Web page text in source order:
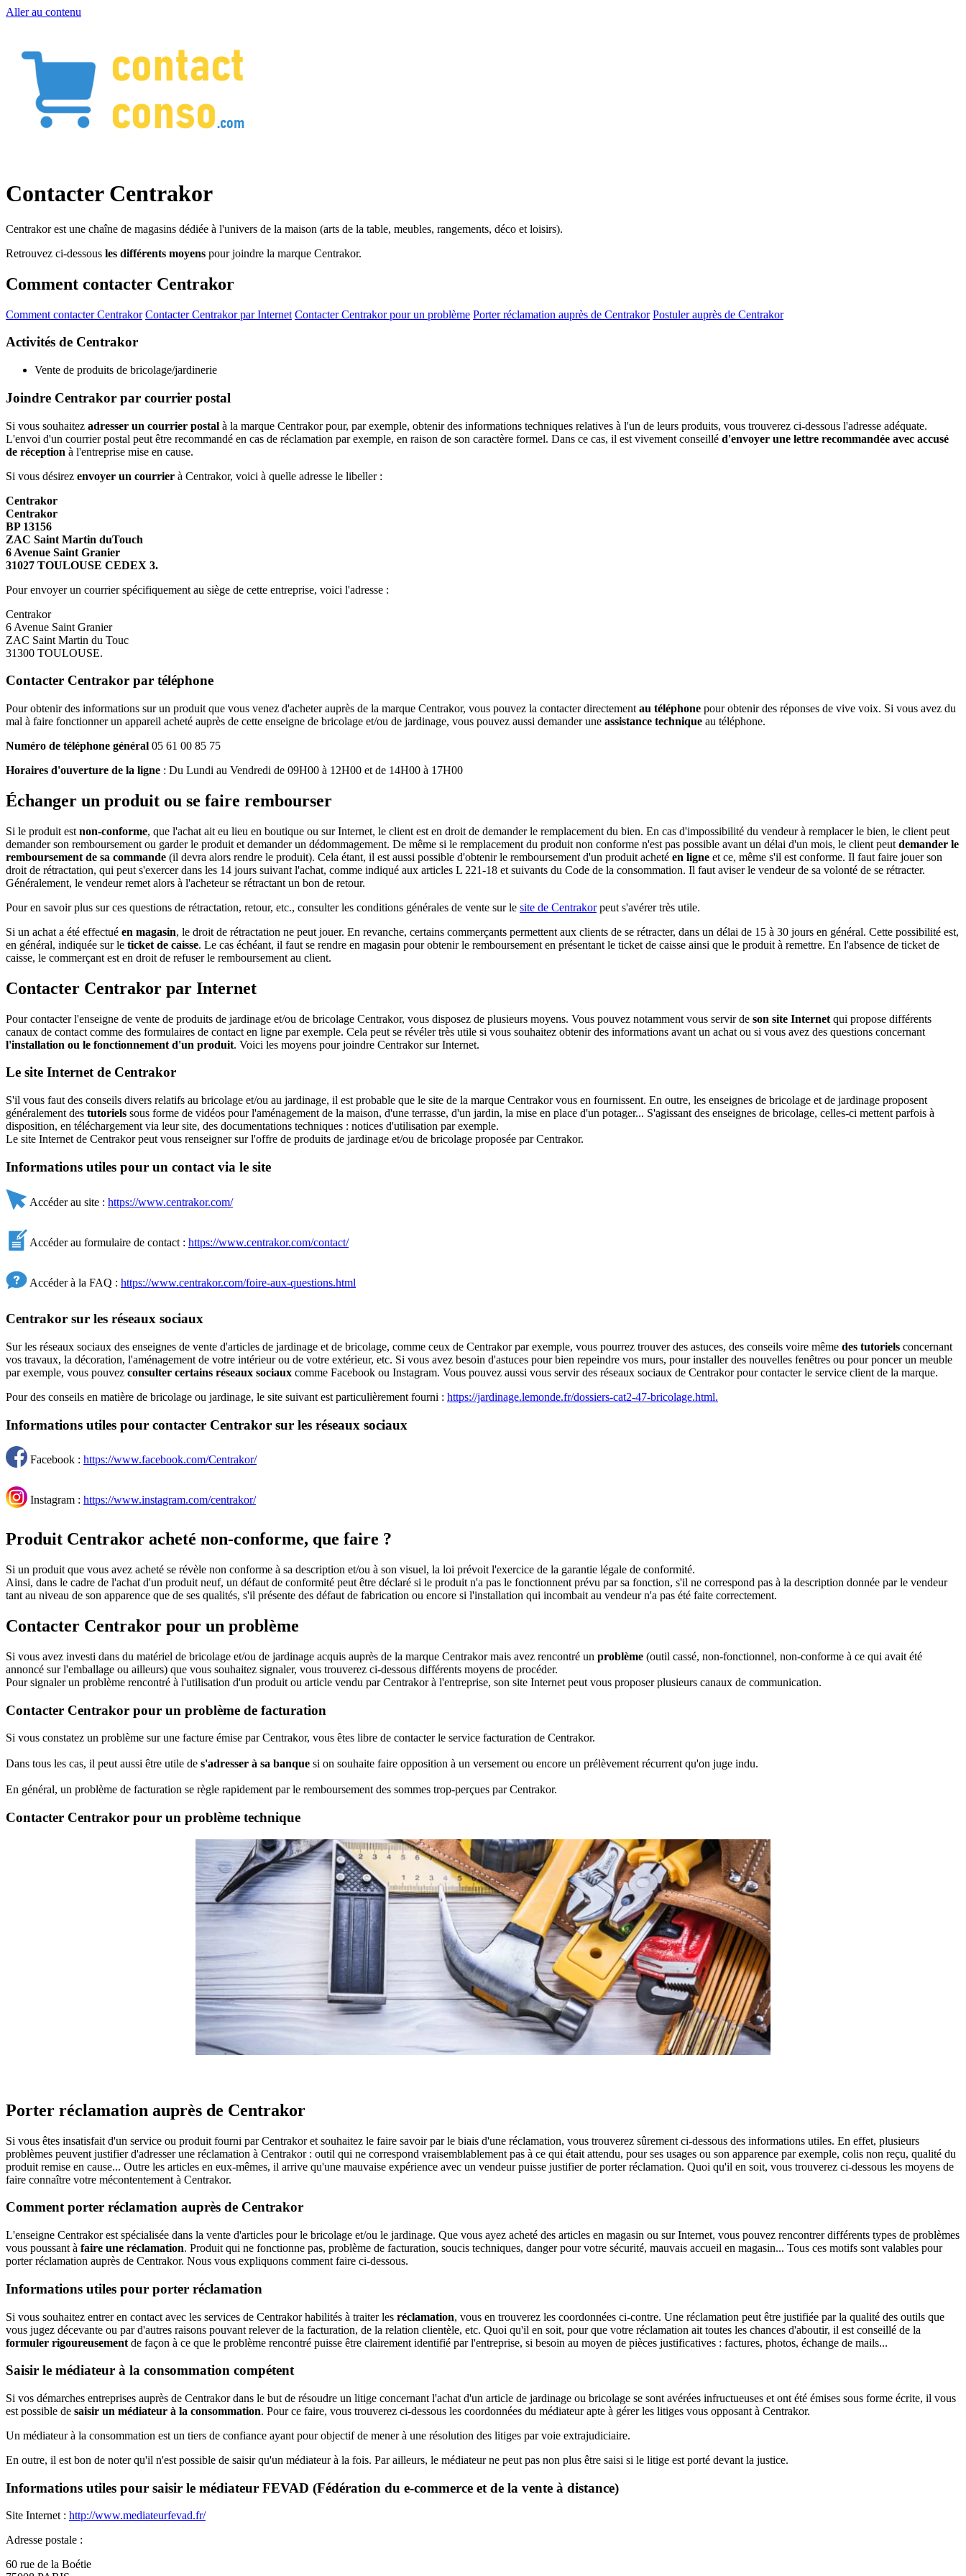
Aller au contenu
Contacter Centrakor
Centrakor est une chaîne de magasins dédiée à l'univers de la maison (arts de la table, meubles, rangements, déco et loisirs).
Retrouvez ci-dessous les différents moyens pour joindre la marque Centrakor.
Comment contacter Centrakor
Comment contacter Centrakor Contacter Centrakor par Internet Contacter Centrakor pour un problème Porter réclamation auprès de Centrakor Postuler auprès de Centrakor
Activités de Centrakor
Vente de produits de bricolage/jardinerie
Joindre Centrakor par courrier postal
Si vous souhaitez adresser un courrier postal à la marque Centrakor pour, par exemple, obtenir des informations techniques relatives à l'un de leurs produits, vous trouverez ci-dessous l'adresse adéquate.
L'envoi d'un courrier postal peut être recommandé en cas de réclamation par exemple, en raison de son caractère formel. Dans ce cas, il est vivement conseillé d'envoyer une lettre recommandée avec accusé
de réception à l'entreprise mise en cause.
Si vous désirez envoyer un courrier à Centrakor, voici à quelle adresse le libeller :
Centrakor
Centrakor
BP 13156
ZAC Saint Martin duTouch
6 Avenue Saint Granier
31027 TOULOUSE CEDEX 3.
Pour envoyer un courrier spécifiquement au siège de cette entreprise, voici l'adresse :
Centrakor
6 Avenue Saint Granier
ZAC Saint Martin du Touc
31300 TOULOUSE.
Contacter Centrakor par téléphone
Pour obtenir des informations sur un produit que vous venez d'acheter auprès de la marque Centrakor, vous pouvez la contacter directement au téléphone pour obtenir des réponses de vive voix. Si vous avez du
mal à faire fonctionner un appareil acheté auprès de cette enseigne de bricolage et/ou de jardinage, vous pouvez aussi demander une assistance technique au téléphone.
Numéro de téléphone général 05 61 00 85 75
Horaires d'ouverture de la ligne : Du Lundi au Vendredi de 09H00 à 12H00 et de 14H00 à 17H00
Échanger un produit ou se faire rembourser
Si le produit est non-conforme, que l'achat ait eu lieu en boutique ou sur Internet, le client est en droit de demander le remplacement du bien. En cas d'impossibilité du vendeur à remplacer le bien, le client peut
demander son remboursement ou garder le produit et demander un dédommagement. De même si le remplacement du produit non conforme n'est pas possible avant un délai d'un mois, le client peut demander le
remboursement de sa commande (il devra alors rendre le produit). Cela étant, il est aussi possible d'obtenir le remboursement d'un produit acheté en ligne et ce, même s'il est conforme. Il faut faire jouer son
droit de rétractation, qui peut s'exercer dans les 14 jours suivant l'achat, comme indiqué aux articles L 221-18 et suivants du Code de la consommation. Il faut aviser le vendeur de sa volonté de se rétracter.
Généralement, le vendeur remet alors à l'acheteur se rétractant un bon de retour.
Pour en savoir plus sur ces questions de rétractation, retour, etc., consulter les conditions générales de vente sur le site de Centrakorpeut s'avérer très utile.
Si un achat a été effectué en magasin, le droit de rétractation ne peut jouer. En revanche, certains commerçants permettent aux clients de se rétracter, dans un délai de 15 à 30 jours en général. Cette possibilité est,
en général, indiquée sur le ticket de caisse. Le cas échéant, il faut se rendre en magasin pour obtenir le remboursement en présentant le ticket de caisse ainsi que le produit à remettre. En l'absence de ticket de
caisse, le commerçant est en droit de refuser le remboursement au client.
Contacter Centrakor par Internet
Pour contacter l'enseigne de vente de produits de jardinage et/ou de bricolage Centrakor, vous disposez de plusieurs moyens. Vous pouvez notamment vous servir de son site Internet qui propose différents
canaux de contact comme des formulaires de contact en ligne par exemple. Cela peut se révéler très utile si vous souhaitez obtenir des informations avant un achat ou si vous avez des questions concernant
l'installation ou le fonctionnement d'un produit. Voici les moyens pour joindre Centrakor sur Internet.
Le site Internet de Centrakor
S'il vous faut des conseils divers relatifs au bricolage et/ou au jardinage, il est probable que le site de la marque Centrakor vous en fournissent. En outre, les enseignes de bricolage et de jardinage proposent
généralement des tutoriels sous forme de vidéos pour l'aménagement de la maison, d'une terrasse, d'un jardin, la mise en place d'un potager... S'agissant des enseignes de bricolage, celles-ci mettent parfois à
disposition, en téléchargement via leur site, des documentations techniques : notices d'utilisation par exemple.
Le site Internet de Centrakor peut vous renseigner sur l'offre de produits de jardinage et/ou de bricolage proposée par Centrakor.
Informations utiles pour un contact via le site
Accéder au site : https://www.centrakor.com/
Accéder au formulaire de contact : https://www.centrakor.com/contact/
Accéder à la FAQ : https://www.centrakor.com/foire-aux-questions.html
Centrakor sur les réseaux sociaux
Sur les réseaux sociaux des enseignes de vente d'articles de jardinage et de bricolage, comme ceux de Centrakor par exemple, vous pourrez trouver des astuces, des conseils voire même des tutoriels concernant
vos travaux, la décoration, l'aménagement de votre intérieur ou de votre extérieur, etc. Si vous avez besoin d'astuces pour bien repeindre vos murs, pour installer des nouvelles fenêtres ou pour poncer un meuble
par exemple, vous pouvez consulter certains réseaux sociaux comme Facebook ou Instagram. Vous pouvez aussi vous servir des réseaux sociaux de Centrakor pour contacter le service client de la marque.
Pour des conseils en matière de bricolage ou jardinage, le site suivant est particulièrement fourni : https://jardinage.lemonde.fr/dossiers-cat2-47-bricolage.html.
Informations utiles pour contacter Centrakor sur les réseaux sociaux
Facebook : https://www.facebook.com/Centrakor/
Instagram : https://www.instagram.com/centrakor/
Produit Centrakor acheté non-conforme, que faire ?
Si un produit que vous avez acheté se révèle non conforme à sa description et/ou à son visuel, la loi prévoit l'exercice de la garantie légale de conformité.
Ainsi, dans le cadre de l'achat d'un produit neuf, un défaut de conformité peut être déclaré si le produit n'a pas le fonctionnent prévu par sa fonction, s'il ne correspond pas à la description donnée par le vendeur
tant au niveau de son apparence que de ses qualités, s'il présente des défaut de fabrication ou encore si l'installation qui incombait au vendeur n'a pas été faite correctement.
Contacter Centrakor pour un problème
Si vous avez investi dans du matériel de bricolage et/ou de jardinage acquis auprès de la marque Centrakor mais avez rencontré un problème (outil cassé, non-fonctionnel, non-conforme à ce qui avait été
annoncé sur l'emballage ou ailleurs) que vous souhaitez signaler, vous trouverez ci-dessous différents moyens de procéder.
Pour signaler un problème rencontré à l'utilisation d'un produit ou article vendu par Centrakor à l'entreprise, son site Internet peut vous proposer plusieurs canaux de communication.
Contacter Centrakor pour un problème de facturation
Si vous constatez un problème sur une facture émise par Centrakor, vous êtes libre de contacter le service facturation de Centrakor.
Dans tous les cas, il peut aussi être utile de s'adresser à sa banque si on souhaite faire opposition à un versement ou encore un prélèvement récurrent qu'on juge indu.
En général, un problème de facturation se règle rapidement par le remboursement des sommes trop-perçues par Centrakor.
Contacter Centrakor pour un problème technique
Porter réclamation auprès de Centrakor
Si vous êtes insatisfait d'un service ou produit fourni par Centrakor et souhaitez le faire savoir par le biais d'une réclamation, vous trouverez sûrement ci-dessous des informations utiles. En effet, plusieurs
problèmes peuvent justifier d'adresser une réclamation à Centrakor : outil qui ne correspond vraisemblablement pas à ce qui était attendu, pour ses usages ou son apparence par exemple, colis non reçu, qualité du
produit remise en cause... Outre les articles en eux-mêmes, il arrive qu'une mauvaise expérience avec un vendeur puisse justifier de porter réclamation. Quoi qu'il en soit, vous trouverez ci-dessous les moyens de
faire connaître votre mécontentement à Centrakor.
Comment porter réclamation auprès de Centrakor
L'enseigne Centrakor est spécialisée dans la vente d'articles pour le bricolage et/ou le jardinage. Que vous ayez acheté des articles en magasin ou sur Internet, vous pouvez rencontrer différents types de problèmes
vous poussant à faire une réclamation. Produit qui ne fonctionne pas, problème de facturation, soucis techniques, danger pour votre sécurité, mauvais accueil en magasin... Tous ces motifs sont valables pour
porter réclamation auprès de Centrakor. Nous vous expliquons comment faire ci-dessous.
Informations utiles pour porter réclamation
Si vous souhaitez entrer en contact avec les services de Centrakor habilités à traiter les réclamation, vous en trouverez les coordonnées ci-contre. Une réclamation peut être justifiée par la qualité des outils que
vous jugez décevante ou par d'autres raisons pouvant relever de la facturation, de la relation clientèle, etc. Quoi qu'il en soit, pour que votre réclamation ait toutes les chances d'aboutir, il est conseillé de la
formuler rigoureusement de façon à ce que le problème rencontré puisse être clairement identifié par l'entreprise, si besoin au moyen de pièces justificatives : factures, photos, échange de mails...
Saisir le médiateur à la consommation compétent
Si vos démarches entreprises auprès de Centrakor dans le but de résoudre un litige concernant l'achat d'un article de jardinage ou bricolage se sont avérées infructueuses et ont été émises sous forme écrite, il vous
est possible de saisir un médiateur à la consommation. Pour ce faire, vous trouverez ci-dessous les coordonnées du médiateur apte à gérer les litiges vous opposant à Centrakor.
Un médiateur à la consommation est un tiers de confiance ayant pour objectif de mener à une résolution des litiges par voie extrajudiciaire.
En outre, il est bon de noter qu'il n'est possible de saisir qu'un médiateur à la fois. Par ailleurs, le médiateur ne peut pas non plus être saisi si le litige est porté devant la justice.
Informations utiles pour saisir le médiateur FEVAD (Fédération du e-commerce et de la vente à distance)
Site Internet : http://www.mediateurfevad.fr/
Adresse postale :
60 rue de la Boétie